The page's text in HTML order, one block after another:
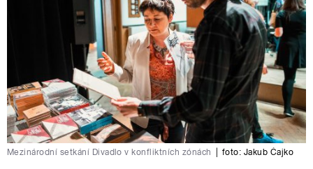
Mezinárodní setkání Divadlo v konfliktních zónách foto: Jakub Čajko